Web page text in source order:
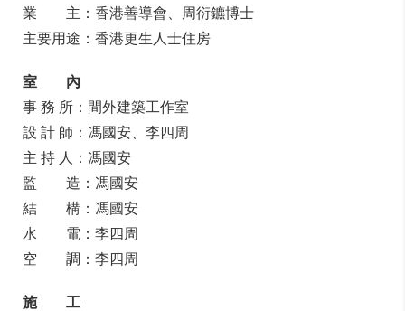
業 主：香港善導會、周衍鑣博士
主要用途：香港更生人士住房
室 內
事 務 所：間外建築工作室
設 計 師：馮國安、李四周
主 持 人：馮國安
監 造：馮國安
結 構：馮國安
水 電：李四周
空 調：李四周
施 工